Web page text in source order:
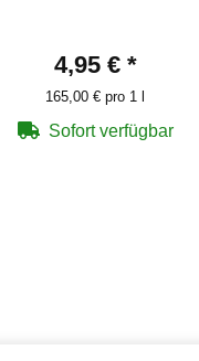
4,95 € *
165,00 € pro 1 l
Sofort verfügbar